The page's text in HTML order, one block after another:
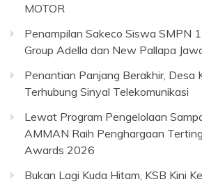
MOTOR
Penampilan Sakeco Siswa SMPN
Group Adella dan New Pallapa
Penantian Panjang Berakhir, Desa
Terhubung Sinyal Telekomunikasi
Lewat Program Pengelolaan
AMMAN Raih Penghargaan
Awards 2026
Bukan Lagi Kuda Hitam, KSB Kini